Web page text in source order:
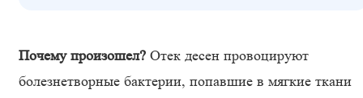
Почему произошел? Отек десен провоцируют
болезнетворные бактерии, попавшие в мягкие ткани